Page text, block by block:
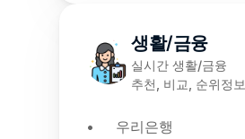
생활/금융
실시간 생활/금융
추천, 비교, 순위정보
우리은행